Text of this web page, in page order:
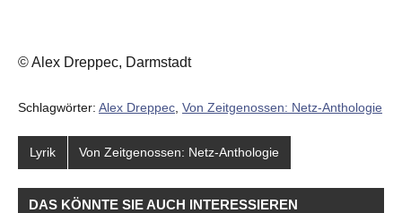
© Alex Dreppec, Darmstadt
Schlagwörter: Alex Dreppec Von Zeitgenossen: Netz-Anthologie
Lyrik Von Zeitgenossen: Netz-Anthologie
DAS KÖNNTE SIE AUCH INTERESSIEREN